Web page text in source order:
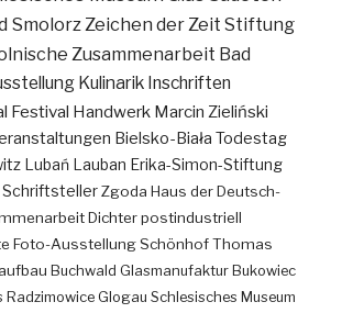
SmolorzZeichen der Zeit Stiftung
Zusammenarbeit Bad
Kulinarik Inschriften
Festival Handwerk Marcin Zieliński
Bielsko-Biała Todestag
Lubań Lauban Erika-Simon-Stiftung
SchriftstellerZgoda Haus der Deutsch-
Dichterpostindustriell
Foto-AusstellungSchönhofThomas
Buchwald Glasmanufaktur Bukowiec
Radzimowice Glogau Schlesisches Museum